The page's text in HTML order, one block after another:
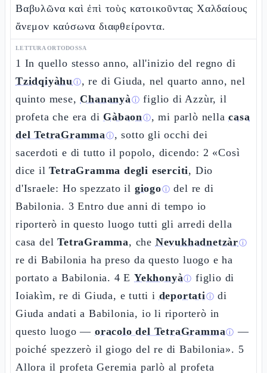
Βαβυλῶνα καὶ ἐπὶ τοὺς κατοικοῦντας Χαλδαίους
ἄνεμον καύσωνα διαφθείροντα.
LETTURA ORTODOSSA
1 In quello stesso anno, all'inizio del regno di
Tzidqiyàhuⓘ, re di Giuda, nel quarto anno, nel
quinto mese, Chananyàⓘ figlio di Azzùr, il
profeta che era di Gàbaonⓘ, mi parlò nellacasa
del TetraGrammaⓘ, sotto gli occhi dei
sacerdoti e di tutto il popolo, dicendo: 2 «Così
dice ilTetraGramma degli eserciti, Dio
d'Israele: Ho spezzato il giogoⓘ del re di
Babilonia. 3 Entro due anni di tempo io
riporterò in questo luogo tutti gli arredi della
casa delTetraGramma, che Nevukhadnetzàrⓘ
re di Babilonia ha preso da questo luogo e ha
portato a Babilonia. 4 EYekhonyàⓘ figlio di
Ioiakìm, re di Giuda, e tutti i deportatiⓘ di
Giuda andati a Babilonia, io li riporterò in
questo luogo —oracolo del TetraGrammaⓘ —
poiché spezzerò il giogo del re di Babilonia». 5
Allora il profeta Geremia parlò al profeta